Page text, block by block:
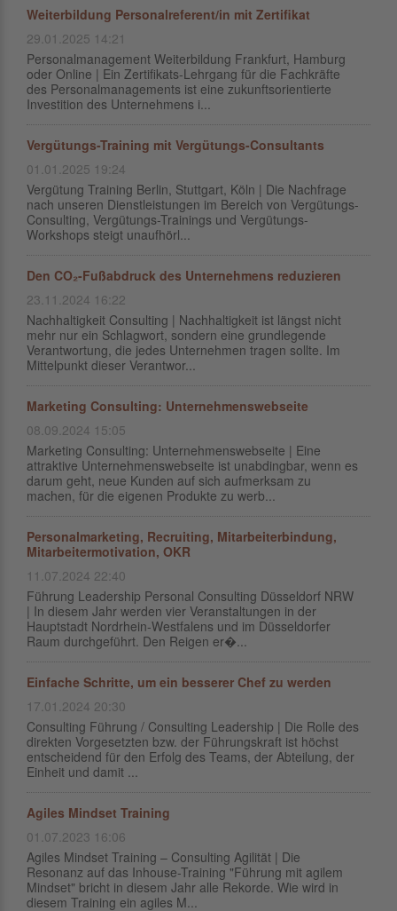
Weiterbildung Personalreferent/in mit Zertifikat
29.01.2025 14:21
Personalmanagement Weiterbildung Frankfurt, Hamburg
oder Online | Ein Zertifikats-Lehrgang für die Fachkräfte
des Personalmanagements ist eine zukunftsorientierte
Investition des Unternehmens i...
Vergütungs-Training mit Vergütungs-Consultants
01.01.2025 19:24
Vergütung Training Berlin, Stuttgart, Köln | Die Nachfrage
nach unseren Dienstleistungen im Bereich von Vergütungs-
Consulting, Vergütungs-Trainings und Vergütungs-
Workshops steigt unaufhörl...
Den CO₂-Fußabdruck des Unternehmens reduzieren
23.11.2024 16:22
Nachhaltigkeit Consulting | Nachhaltigkeit ist längst nicht
mehr nur ein Schlagwort, sondern eine grundlegende
Verantwortung, die jedes Unternehmen tragen sollte. Im
Mittelpunkt dieser Verantwor...
Marketing Consulting: Unternehmenswebseite
08.09.2024 15:05
Marketing Consulting: Unternehmenswebseite | Eine
attraktive Unternehmenswebseite ist unabdingbar, wenn es
darum geht, neue Kunden auf sich aufmerksam zu
machen, für die eigenen Produkte zu werb...
Personalmarketing, Recruiting, Mitarbeiterbindung,
Mitarbeitermotivation, OKR
11.07.2024 22:40
Führung Leadership Personal Consulting Düsseldorf NRW
| In diesem Jahr werden vier Veranstaltungen in der
Hauptstadt Nordrhein-Westfalens und im Düsseldorfer
Raum durchgeführt. Den Reigen er�...
Einfache Schritte, um ein besserer Chef zu werden
17.01.2024 20:30
Consulting Führung / Consulting Leadership | Die Rolle des
direkten Vorgesetzten bzw. der Führungskraft ist höchst
entscheidend für den Erfolg des Teams, der Abteilung, der
Einheit und damit ...
Agiles Mindset Training
01.07.2023 16:06
Agiles Mindset Training – Consulting Agilität | Die
Resonanz auf das Inhouse-Training "Führung mit agilem
Mindset" bricht in diesem Jahr alle Rekorde. Wie wird in
diesem Training ein agiles M...